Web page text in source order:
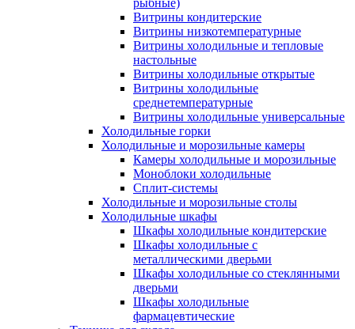
рыбные)
Витрины кондитерские
Витрины низкотемпературные
Витрины холодильные и тепловые
настольные
Витрины холодильные открытые
Витрины холодильные
среднетемпературные
Витрины холодильные универсальные
Холодильные горки
Холодильные и морозильные камеры
Камеры холодильные и морозильные
Моноблоки холодильные
Сплит-системы
Холодильные и морозильные столы
Холодильные шкафы
Шкафы холодильные кондитерские
Шкафы холодильные с
металлическими дверьми
Шкафы холодильные со стеклянными
дверьми
Шкафы холодильные
фармацевтические